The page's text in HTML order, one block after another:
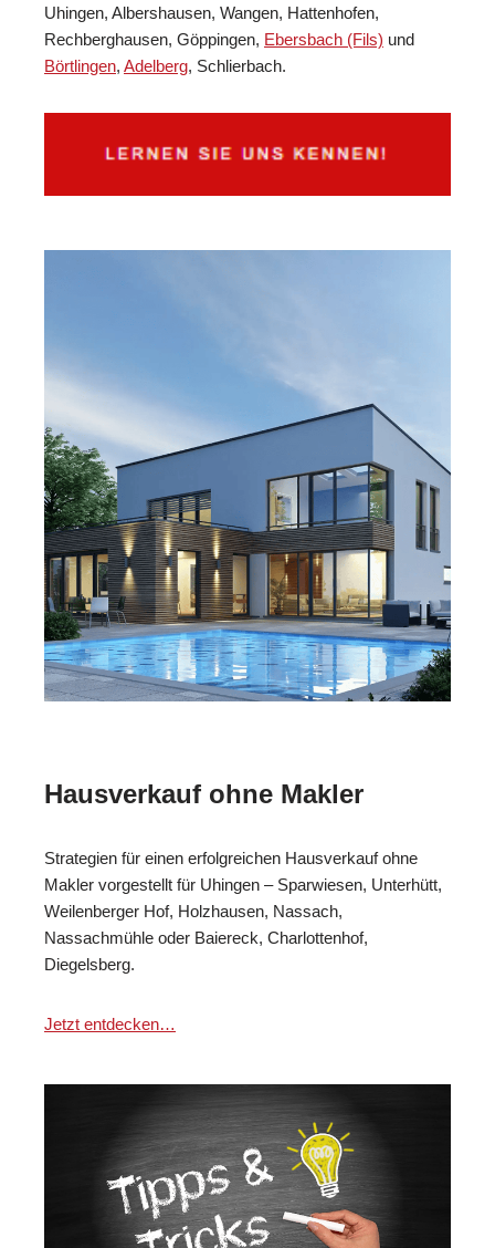
Uhingen, Albershausen, Wangen, Hattenhofen,
Rechberghausen, Göppingen, Ebersbach (Fils) und
Börtlingen, Adelberg, Schlierbach.
Hausverkauf ohne Makler
Strategien für einen erfolgreichen Hausverkauf ohne
Makler vorgestellt für Uhingen – Sparwiesen, Unterhütt,
Weilenberger Hof, Holzhausen, Nassach,
Nassachmühle oder Baiereck, Charlottenhof,
Diegelsberg.
Jetzt entdecken…